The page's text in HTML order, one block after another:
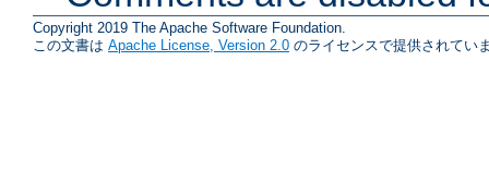
Copyright 2019 The Apache Software Foundation.
この文書は Apache License, Version 2.0 のライセンスで提供されてい